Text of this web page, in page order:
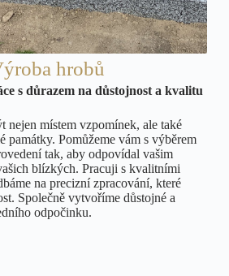
hrobů
s důrazem na důstojnost a kvalitu
nejen místem vzpomínek, ale také
památky. Pomůžeme vám s výběrem
tak, aby odpovídal vašim
blízkých. Pracuji s kvalitními
na precizní zpracování, které
Společně vytvoříme důstojné a
odpočinku.